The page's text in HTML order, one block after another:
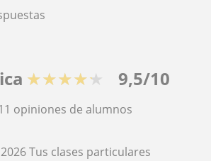
★★★★★ 9,5/10
opiniones de alumnos
Tus clases particulares